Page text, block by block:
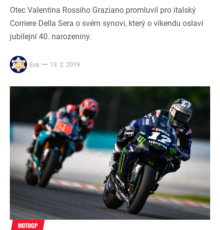
Otec Valentina Rossiho Graziano promluvil pro italský
Corriere Della Sera o svém synovi, který o víkendu oslaví
jubilejní 40. narozeniny.
Eva 13. 2. 2019
MOTOGP